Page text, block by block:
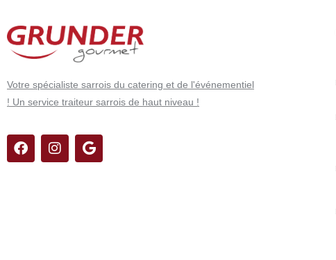
Votre spécialiste sarrois du catering et de l'événementiel
! Un service traiteur sarrois de haut niveau !
F
a
I
n
G
o